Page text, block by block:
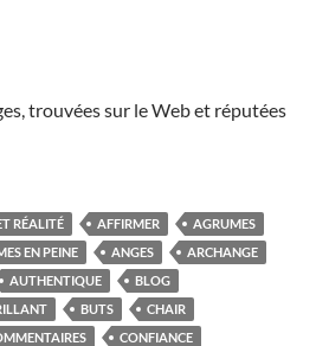
trouvées sur le Web et réputées
RÉALITÉ AFFIRMER
AGRUMES
EN PEINE ANGES
ARCHANGE
AUTHENTIQUE
BLOG
BUTS
CHAIR
CONFIANCE